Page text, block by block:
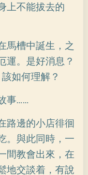
上不能拔去的
馬槽中誕生，之
運。是好消息？
如何理解？
事……
路邊的小店徘徊
。與此同時，一
間教會出來，在
地交談着，有說